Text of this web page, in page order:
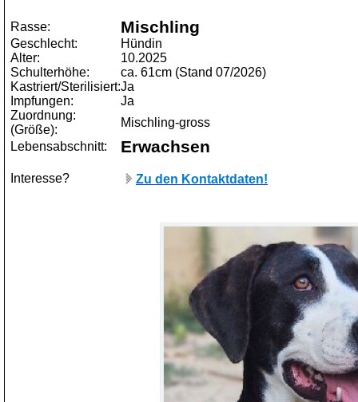
Rasse: Mischling
Geschlecht:
Hündin
Alter:
10.2025
Schulterhöhe:
ca. 61cm (Stand 07/2026)
Kastriert/Sterilisiert:Ja
Impfungen:
Ja
Zuordnung:
(Größe):
Mischling-gross
Lebensabschnitt:
Erwachsen
Interesse? Zu den Kontaktdaten!